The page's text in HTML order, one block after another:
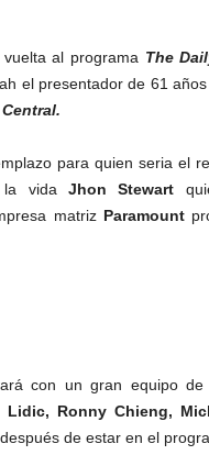
al programa The
el presentador de 61
para quien seria el
la vida Jhon Stewart
matriz Paramount
con un gran equipo
Lidic, Ronny Chieng,
de estar en el